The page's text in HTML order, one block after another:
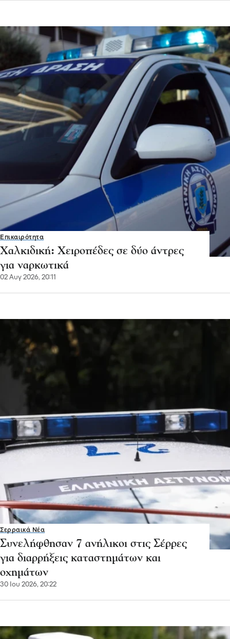
Επικαιρότητα
Χαλκιδική: Χειροπέδες σε δύο άντρες
για ναρκωτικά
02 Αυγ 2026, 20:11
Σερραικά Νέα
Συνελήφθησαν 7 ανήλικοι στις Σέρρες
για διαρρήξεις καταστημάτων και
οχημάτων
30 Ιου 2026, 20:22